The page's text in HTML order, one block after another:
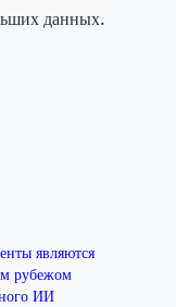
данных.
являются
рубежом
ИИ